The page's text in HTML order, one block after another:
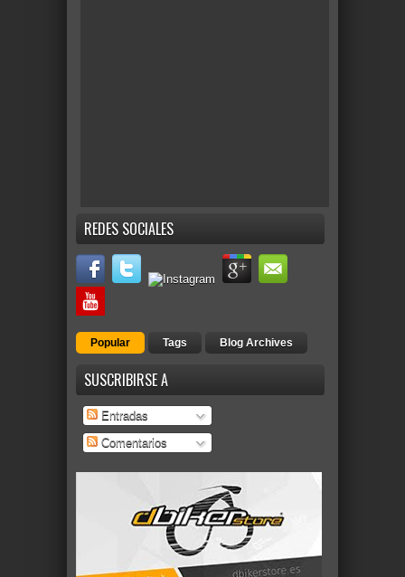
REDES SOCIALES
Popular Tags Blog Archives
SUSCRIBIRSE A
Entradas
Comentarios